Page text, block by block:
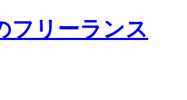
フリーランス